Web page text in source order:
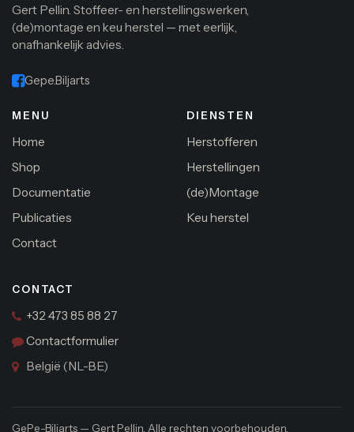
Gert Pellin. Stoffeer- en herstellingswerken,
(de)montage en keu herstel — met eerlijk,
onafhankelijk advies.
Gepe.Biljarts
MENU
Home
Shop
Documentatie
Publicaties
Contact
DIENSTEN
Herstofferen
Herstellingen
(de)Montage
Keu herstel
CONTACT
+32 473 85 88 27
Contactformulier
België (NL-BE)
GePe-Biljarts — Gert Pellin. Alle rechten voorbehouden.